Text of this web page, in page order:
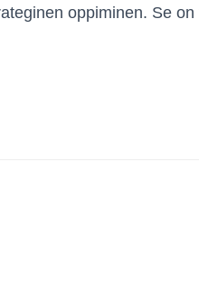
oppiminen. Se